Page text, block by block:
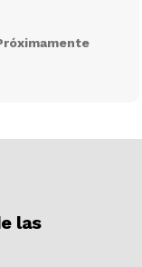
las